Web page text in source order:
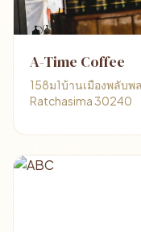
A-Time Coffee
158ม1บ้านเมืองพลับพ
Ratchasima 30240